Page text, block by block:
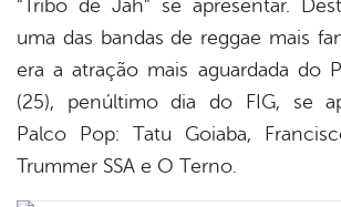
“Tribo de Jah” se apresentar.
uma das bandas de reggae mais
era a atração mais aguardada do
(25), penúltimo dia do FIG, se
Palco Pop: Tatu Goiaba,
Trummer SSA e O Terno.